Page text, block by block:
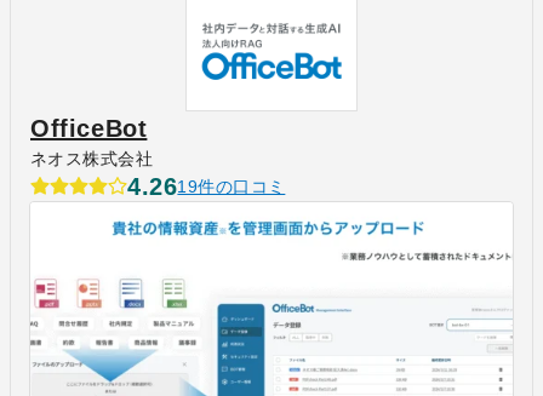
OfficeBot
ネオス株式会社
4.2619件の口コミ